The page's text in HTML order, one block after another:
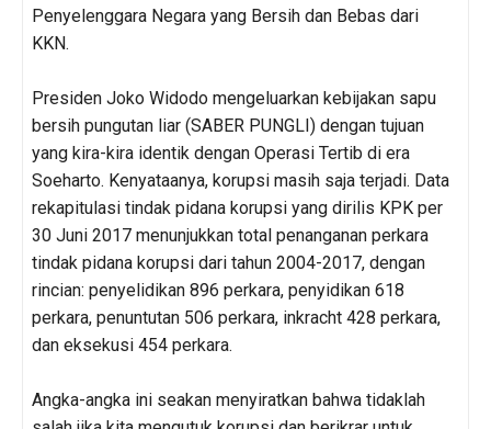
Penyelenggara Negara yang Bersih dan Bebas dari
KKN.
Presiden Joko Widodo mengeluarkan kebijakan sapu
bersih pungutan liar (SABER PUNGLI) dengan tujuan
yang kira-kira identik dengan Operasi Tertib di era
Soeharto. Kenyataanya, korupsi masih saja terjadi. Data
rekapitulasi tindak pidana korupsi yang dirilis KPK per
30 Juni 2017 menunjukkan total penanganan perkara
tindak pidana korupsi dari tahun 2004-2017, dengan
rincian: penyelidikan 896 perkara, penyidikan 618
perkara, penuntutan 506 perkara, inkracht 428 perkara,
dan eksekusi 454 perkara.
Angka-angka ini seakan menyiratkan bahwa tidaklah